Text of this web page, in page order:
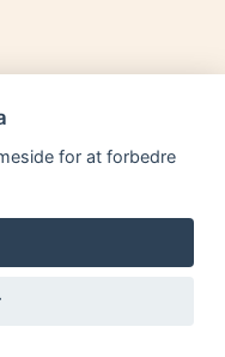
for at forbedre